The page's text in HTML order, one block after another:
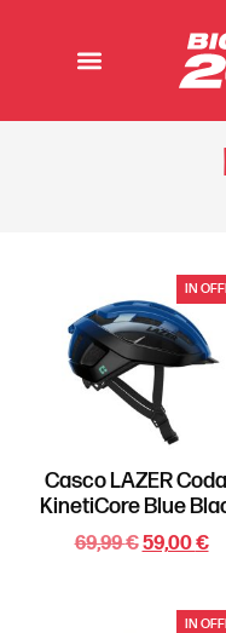
IN
Casco LAZER
KinetiCore Blue
69,99€59,00€
IN